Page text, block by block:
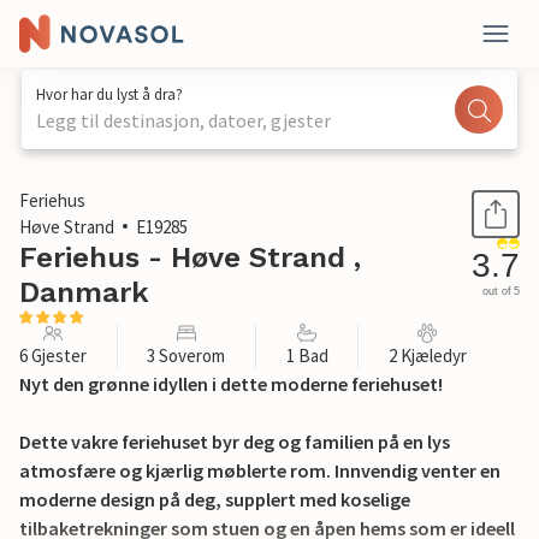
Hvor har du lyst å dra?
Legg til destinasjon, datoer, gjester
1 / 21
Feriehus
Høve Strand
E19285
Feriehus - Høve Strand ,
Danmark
3.7
out of 5
6 Gjester 3 Soverom 1 Bad 2 Kjæledyr
Nyt den grønne idyllen i dette moderne feriehuset!
Dette vakre feriehuset byr deg og familien på en lys
atmosfære og kjærlig møblerte rom. Innvendig venter en
moderne design på deg, supplert med koselige
tilbaketrekninger som stuen og en åpen hems som er ideell